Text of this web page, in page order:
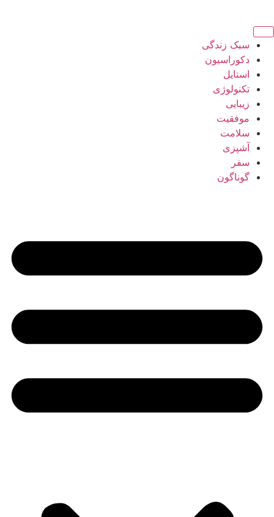
سبک زندگی
دکوراسیون
استایل
تکنولوژی
زیبایی
موفقیت
سلامت
آشپزی
سفر
گوناگون